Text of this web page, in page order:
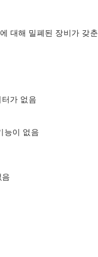
대해 밀폐된 장비가 갖춘
가 없음
능이 없음